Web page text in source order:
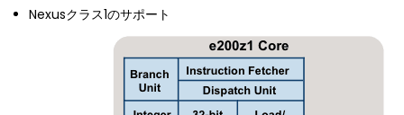
Nexusクラス1のサポート